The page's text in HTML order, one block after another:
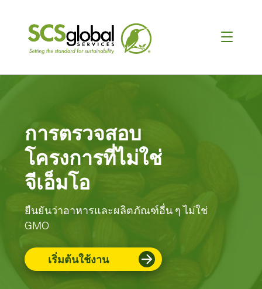
การตรวจสอบ
โครงการที่ไม่ใช่
จีเอ็มโอ
ยืนยันว่าอาหารและผลิตภัณฑ์อื่น ๆ ไม่ใช่
GMO
เริ่มต้นใช้งาน